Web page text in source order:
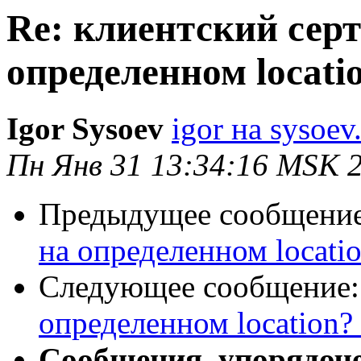
Re: клиентский
определенном
Igor Sysoev igor на
Пн Янв 31 13:34:16 MSK
Предыдущее
на определенном
Следующее
определенном location?